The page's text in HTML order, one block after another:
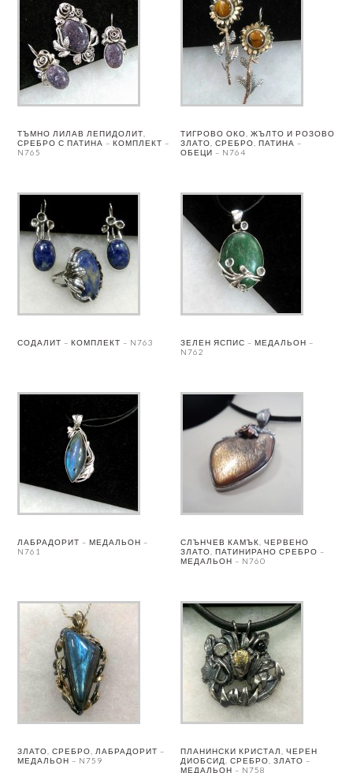
ТЪМНО ЛИЛАВ ЛЕПИДОЛИТ,
СРЕБРО С ПАТИНА – КОМПЛЕКТ –
N765
ТИГРОВО ОКО, ЖЪЛТО И РОЗОВО
ЗЛАТО, СРЕБРО, ПАТИНА –
ОБЕЦИ – N764
СОДАЛИТ – КОМПЛЕКТ – N763
ЗЕЛЕН ЯСПИС – МЕДАЛЬОН –
N762
ЛАБРАДОРИТ – МЕДАЛЬОН –
N761
СЛЪНЧЕВ КАМЪК, ЧЕРВЕНО
ЗЛАТО, ПАТИНИРАНО СРЕБРО –
МЕДАЛЬОН – N760
ЗЛАТО, СРЕБРО, ЛАБРАДОРИТ –
МЕДАЛЬОН – N759
ПЛАНИНСКИ КРИСТАЛ, ЧЕРЕН
ДИОБСИД, СРЕБРО, ЗЛАТО –
МЕДАЛЬОН – N758